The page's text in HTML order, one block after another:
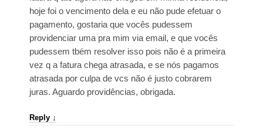
hoje foi o vencimento dela e eu não pude efetuar o
pagamento, gostaria que vocês pudessem
providenciar uma pra mim via email, e que vocês
pudessem tbém resolver isso pois não é a primeira
vez q a fatura chega atrasada, e se nós pagamos
atrasada por culpa de vcs não é justo cobrarem
juras. Aguardo providências, obrigada.
Reply ↓